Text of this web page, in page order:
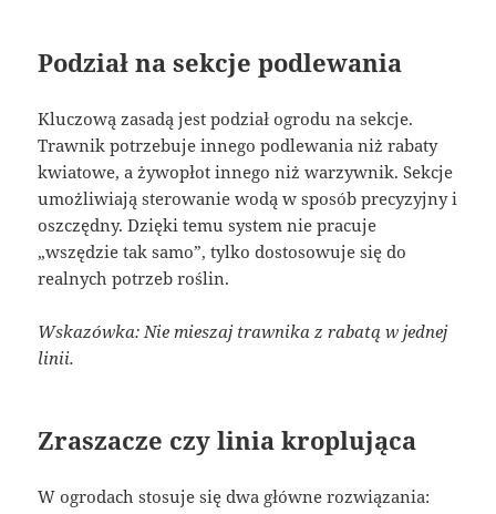
Podział na sekcje podlewania
Kluczową zasadą jest podział ogrodu na sekcje.
Trawnik potrzebuje innego podlewania niż rabaty
kwiatowe, a żywopłot innego niż warzywnik. Sekcje
umożliwiają sterowanie wodą w sposób precyzyjny i
oszczędny. Dzięki temu system nie pracuje
„wszędzie tak samo”, tylko dostosowuje się do
realnych potrzeb roślin.
Wskazówka: Nie mieszaj trawnika z rabatą w jednej
linii.
Zraszacze czy linia kroplująca
W ogrodach stosuje się dwa główne rozwiązania: